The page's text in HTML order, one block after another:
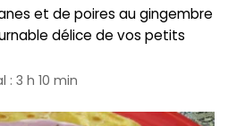
et de poires au gingembre
délice de vos petits
: 3 h 10 min